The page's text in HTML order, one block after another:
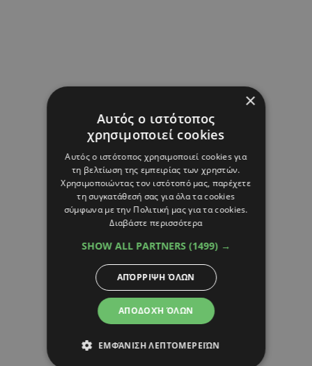
×
Αυτός ο ιστότοπος
χρησιμοποιεί cookies
Αυτός ο ιστότοπος χρησιμοποιεί cookies για
τη βελτίωση της εμπειρίας των χρηστών.
Χρησιμοποιώντας τον ιστότοπό μας, παρέχετε
τη συγκατάθεσή σας για όλα τα cookies
σύμφωνα με την Πολιτική μας για τα cookies.
Διαβάστε περισσότερα
SHOW ALL PARTNERS (1499) →
ΑΠΟΔΟΧΉ ΌΛΩΝ
ΑΠΌΡΡΙΨΗ ΌΛΩΝ
ΕΜΦΆΝΙΣΗ ΛΕΠΤΟΜΕΡΕΙΏΝ